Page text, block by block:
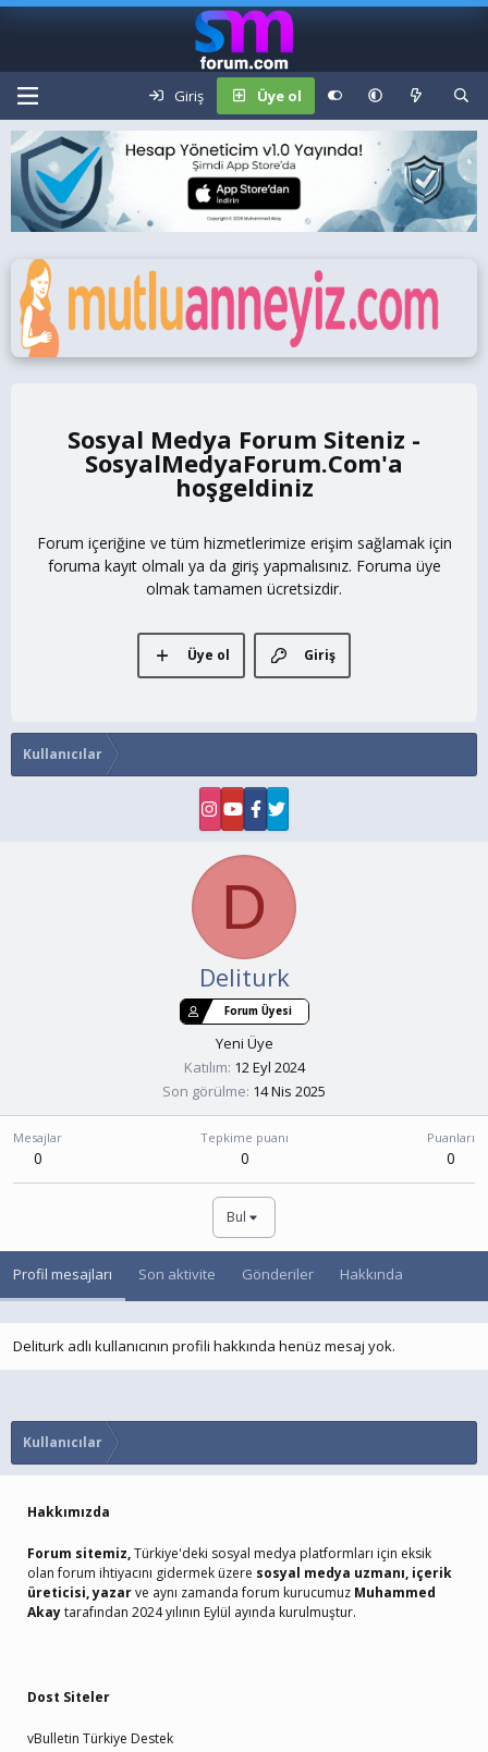
Giriş Üye ol
Sosyal Medya Forum Siteniz -
SosyalMedyaForum.Com
Forum içeriğine ve tüm hizmetlerimize erişim sağlamak için
foruma kayıt olmalı ya da giriş yapmalısınız. Foruma üye
olmak tamamen ücretsizdir.
Giriş
Üye ol
Kullanıcılar
D
Deliturk
Forum Üyesi
Yeni Üye
Katılım 12 Eyl 2024
Son görülme 14 Nis 2025
Mesajlar
0
Tepkime puanı
0
Puanları
0
Bul
Profil mesajları Son aktivite Gönderiler Hakkında
Deliturk adlı kullanıcının profili hakkında henüz mesaj yok.
Kullanıcılar
Hakkımızda
Forum sitemiz,Türkiye'deki sosyal medya platformları için eksik
olan forum ihtiyacını gidermek üzere sosyal medya uzmanı, içerik
üreticisi, yazarve aynı zamanda forum kurucumuz Muhammed
Akaytarafından 2024 yılının Eylül ayında kurulmuştur.
Dost Siteler
vBulletin Türkiye Destek